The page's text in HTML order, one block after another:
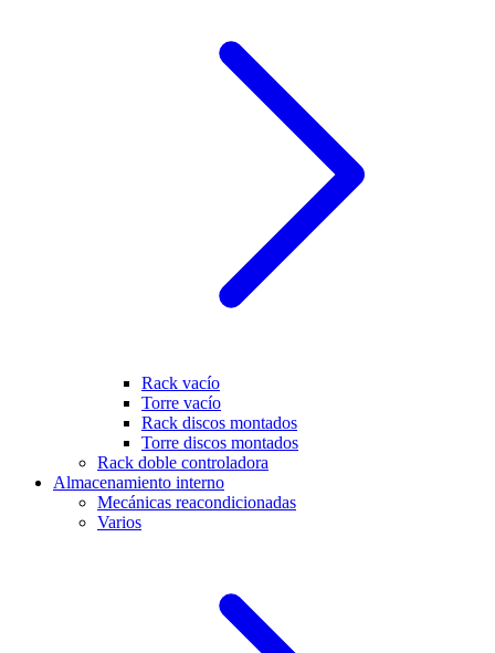
Rack vacío
Torre vacío
Rack discos montados
Torre discos montados
Rack doble controladora
Almacenamiento interno
Mecánicas reacondicionadas
Varios